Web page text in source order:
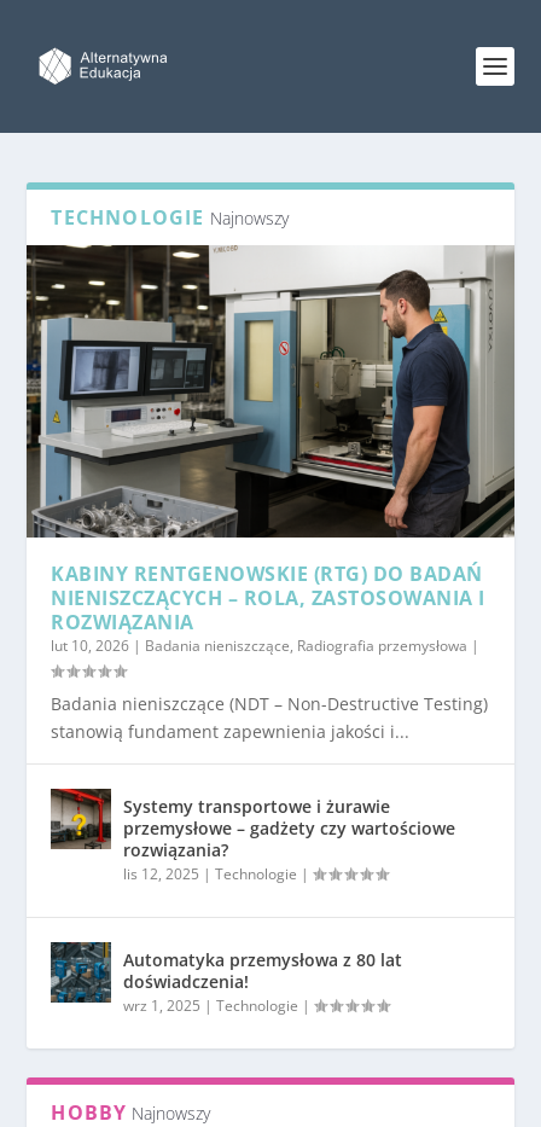
TECHNOLOGIE Najnowszy
KABINY RENTGENOWSKIE (RTG) DO BADAŃ
NIENISZCZĄCYCH – ROLA, ZASTOSOWANIA I
ROZWIĄZANIA
lut 10, 2026 | Badania nieniszczące, Radiografia przemysłowa |
Badania nieniszczące (NDT – Non-Destructive Testing)
stanowią fundament zapewnienia jakości i...
Systemy transportowe i żurawie
przemysłowe – gadżety czy wartościowe
rozwiązania?
lis 12, 2025 |Technologie |
Automatyka przemysłowa z 80 lat
doświadczenia!
wrz 1, 2025 |Technologie |
HOBBY Najnowszy